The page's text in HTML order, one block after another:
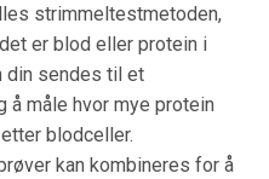
strimmeltestmetoden,
er blod eller protein i
din sendes til et
å måle hvor mye protein
blodceller.
kan kombineres for å